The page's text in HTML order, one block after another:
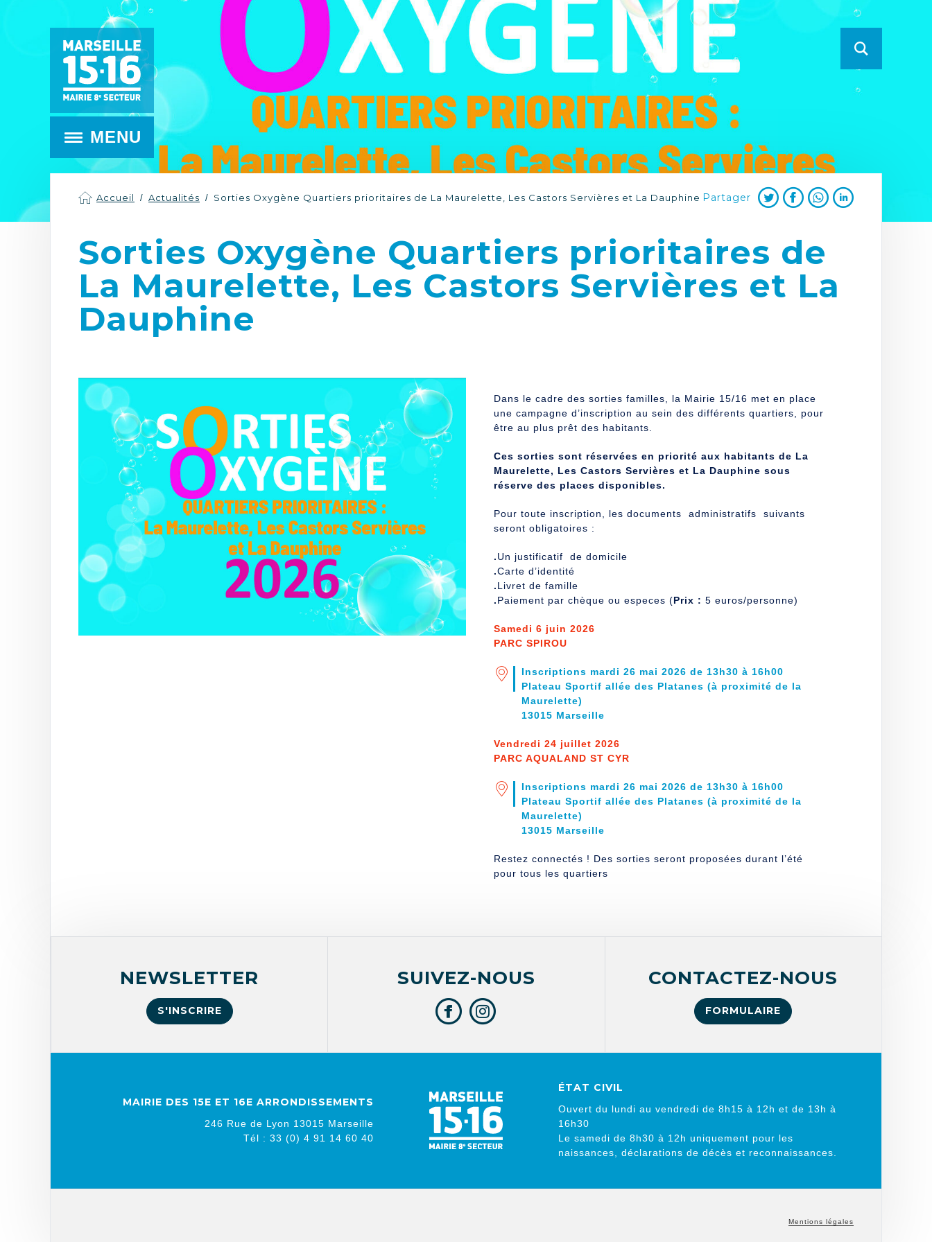
MENU
Accueil Actualités Sorties Oxygène Quartiers prioritaires de La Maurelette, Les Castors Servières et La Dauphine Partager
Sorties Oxygène Quartiers prioritaires de
La Maurelette, Les Castors Servières et La
Dauphine
Dans le cadre des sorties familles, la Mairie 15/16 met en place
une campagne d’inscription au sein des différents quartiers, pour
être au plus prêt des habitants.
Ces sorties sont réservées en priorité aux habitants de La
Maurelette, Les Castors Servières et La Dauphine sous
réserve des places disponibles.
Pour toute inscription, les documents administratifs suivants
seront obligatoires :
.Un justificatif de domicile
.Carte d’identité
.Livret de famille
.Paiement par chèque ou especes (Prix : 5 euros/personne)
Samedi 6 juin 2026
PARC SPIROU
Inscriptions mardi 26 mai 2026 de 13h30 à 16h00
Plateau Sportif allée des Platanes (à proximité de la
Maurelette)
13015 Marseille
Vendredi 24 juillet 2026
PARC AQUALAND ST CYR
Inscriptions mardi 26 mai 2026 de 13h30 à 16h00
Plateau Sportif allée des Platanes (à proximité de la
Maurelette)
13015 Marseille
Restez connectés ! Des sorties seront proposées durant l’été
pour tous les quartiers
NEWSLETTER
S'INSCRIRE
SUIVEZ-NOUS CONTACTEZ-NOUS
FORMULAIRE
MAIRIE DES 15E ET 16E ARRONDISSEMENTS
246 Rue de Lyon 13015 Marseille
Tél : 33 (0) 4 91 14 60 40
ÉTAT CIVIL
Ouvert du lundi au vendredi de 8h15 à 12h et de 13h à
16h30
Le samedi de 8h30 à 12h uniquement pour les
naissances, déclarations de décès et reconnaissances.
Mentions légales